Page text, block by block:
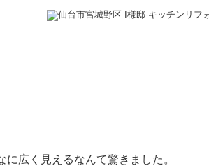
広く見えるなんて驚きました。